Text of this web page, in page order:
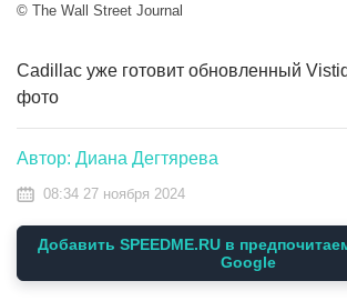
© The Wall Street Journal
Cadillac уже готовит обновленный
фото
Автор: Диана Дегтярева
08:34 27 ноября 2024
Добавить SPEEDME.RU в
Google